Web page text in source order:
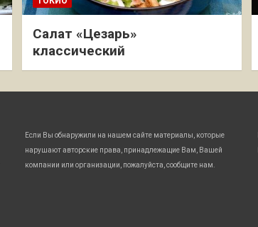
Салат «Цезарь»
классический
Если Вы обнаружили на нашем сайте материалы, которые
нарушают авторские права, принадлежащие Вам, Вашей
компании или организации, пожалуйста, сообщите нам.